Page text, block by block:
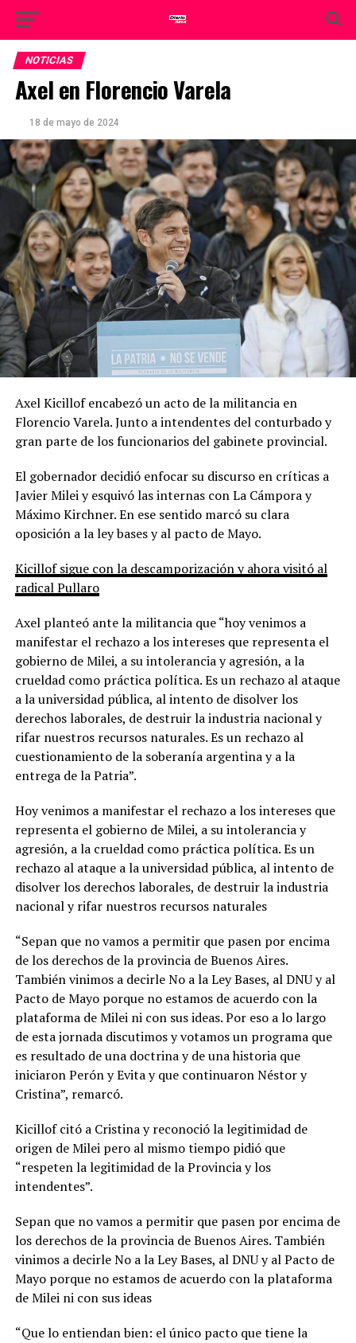
NOTICIAS
Axel en Florencio Varela
18 de mayo de 2024
Axel Kicillof encabezó un acto de la militancia en
Florencio Varela. Junto a intendentes del conturbado y
gran parte de los funcionarios del gabinete provincial.
El gobernador decidió enfocar su discurso en críticas a
Javier Milei y esquivó las internas con La Cámpora y
Máximo Kirchner. En ese sentido marcó su clara
oposición a la ley bases y al pacto de Mayo.
Kicillof sigue con la descamporización y ahora visitó al
radical Pullaro
Axel planteó ante la militancia que “hoy venimos a
manifestar el rechazo a los intereses que representa el
gobierno de Milei, a su intolerancia y agresión, a la
crueldad como práctica política. Es un rechazo al ataque
a la universidad pública, al intento de disolver los
derechos laborales, de destruir la industria nacional y
rifar nuestros recursos naturales. Es un rechazo al
cuestionamiento de la soberanía argentina y a la
entrega de la Patria”.
Hoy venimos a manifestar el rechazo a los intereses que
representa el gobierno de Milei, a su intolerancia y
agresión, a la crueldad como práctica política. Es un
rechazo al ataque a la universidad pública, al intento de
disolver los derechos laborales, de destruir la industria
nacional y rifar nuestros recursos naturales
“Sepan que no vamos a permitir que pasen por encima
de los derechos de la provincia de Buenos Aires.
También vinimos a decirle No a la Ley Bases, al DNU y al
Pacto de Mayo porque no estamos de acuerdo con la
plataforma de Milei ni con sus ideas. Por eso a lo largo
de esta jornada discutimos y votamos un programa que
es resultado de una doctrina y de una historia que
iniciaron Perón y Evita y que continuaron Néstor y
Cristina”, remarcó.
Kicillof citó a Cristina y reconoció la legitimidad de
origen de Milei pero al mismo tiempo pidió que
“respeten la legitimidad de la Provincia y los
intendentes”.
Sepan que no vamos a permitir que pasen por encima de
los derechos de la provincia de Buenos Aires. También
vinimos a decirle No a la Ley Bases, al DNU y al Pacto de
Mayo porque no estamos de acuerdo con la plataforma
de Milei ni con sus ideas
“Que lo entiendan bien: el único pacto que tiene la